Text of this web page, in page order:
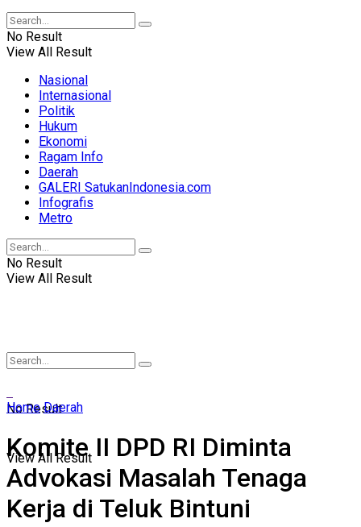
No Result
View All Result
Nasional
Internasional
Politik
Hukum
Ekonomi
Ragam Info
Daerah
GALERI SatukanIndonesia.com
Infografis
Metro
No Result
View All Result
No Result
View All Result
Home Daerah
Komite II DPD RI Diminta
Advokasi Masalah Tenaga
Kerja di Teluk Bintuni